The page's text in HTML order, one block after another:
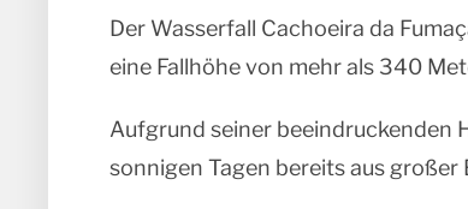
Der Wasserfall Cachoeira da
eine Fallhöhe von mehr als 340
Aufgrund seiner beeindruckenden
sonnigen Tagen bereits aus